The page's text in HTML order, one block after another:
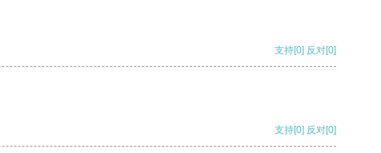
支持[0] 反对[0]
支持[0] 反对[0]